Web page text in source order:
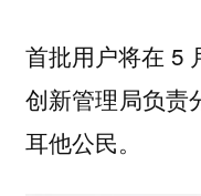
首批用户将在 5
创新管理局负责
耳他公民。